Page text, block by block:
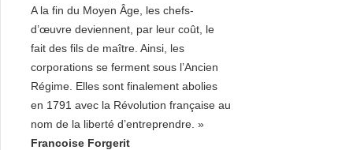
A la fin du Moyen Âge, les chefs-
d’œuvre deviennent, par leur coût, le
fait des fils de maître. Ainsi, les
corporations se ferment sous l’Ancien
Régime. Elles sont finalement abolies
en 1791 avec la Révolution française au
nom de la liberté d’entreprendre. »
Francoise Forgerit